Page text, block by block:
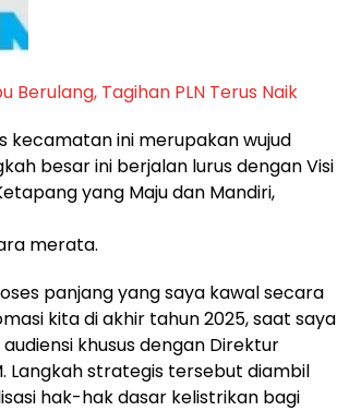
Berulang, Tagihan PLN Terus Naik
kecamatan ini merupakan wujud
besar ini berjalan lurus dengan Visi
yang Maju dan Mandiri,
merata.
panjang yang saya kawal secara
kita di akhir tahun 2025, saat saya
khusus dengan Direktur
Langkah strategis tersebut diambil
hak-hak dasar kelistrikan bagi